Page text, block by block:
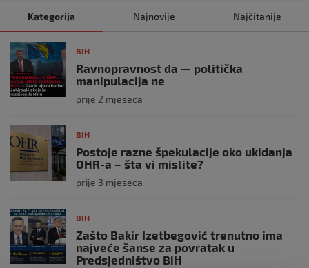
Kategorija Najnovije Najčitanije
BIH
Ravnopravnost da — politička
manipulacija ne
prije 2 mjeseca
BIH
Postoje razne špekulacije oko ukidanja
OHR-a – šta vi mislite?
prije 3 mjeseca
BIH
Zašto Bakir Izetbegović trenutno ima
najveće šanse za povratak u
Predsjedništvo BiH